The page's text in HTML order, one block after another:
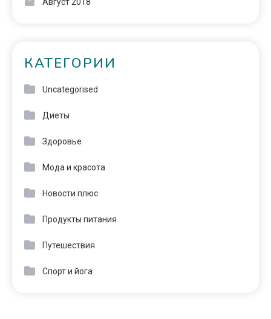
КАТЕГОРИИ
Uncategorised
Диеты
Здоровье
Мода и красота
Новости плюс
Продукты питания
Путешествия
Спорт и йога